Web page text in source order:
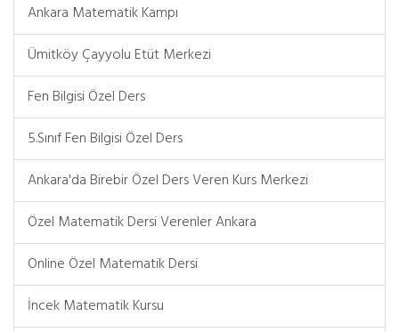
Ankara Matematik Kampı
Ümitköy Çayyolu Etüt Merkezi
Fen Bilgisi Özel Ders
5.Sınıf Fen Bilgisi Özel Ders
Ankara'da Birebir Özel Ders Veren Kurs Merkezi
Özel Matematik Dersi Verenler Ankara
Online Özel Matematik Dersi
İncek Matematik Kursu